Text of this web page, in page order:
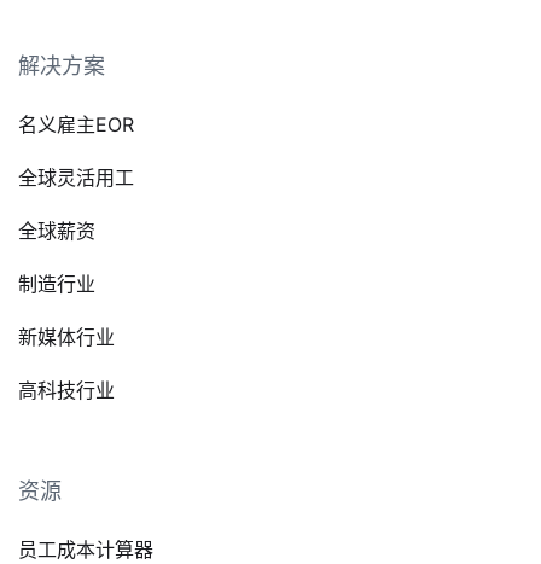
解决方案
名义雇主EOR
全球灵活用工
全球薪资
制造行业
新媒体行业
高科技行业
资源
员工成本计算器